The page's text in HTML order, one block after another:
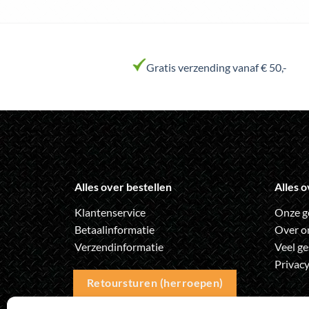
variaties.
kan
gekozen
worden
op
de
productpagina
Gratis verzending vanaf € 50,-
Alles over bestellen
Klantenservice
Betaalinformatie
Verzendinformatie
Retoursturen (herroepen)
Alles
Onze
Over
Veel